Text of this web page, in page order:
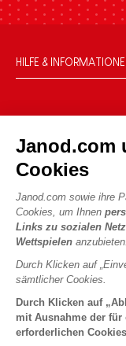
Janod.com
Cookies
Janod.com sowie ihre
Cookies, um Ihnen
Links zu sozialen
Wettspielen anzubieten.
Durch Klicken auf
sämtlicher Cookies.
Durch Klicken auf
mit Ausnahme der
erforderlichen
HILFE &
FAQ
Kontakt
Händler
Persönliche daten
Cookies
Die Geschichte
Unsere Expertise
CSR-Verpflichtungen
Was ist FSC®?
UNSERE LEISTUNGEN
Sicheres Bezahlen
Lieferbedingungen
Spielregeln und
Lose Stücke
Kinderaktivitäten
PROFESSIONAL
Pressekontakte